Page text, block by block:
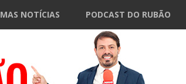
NOTÍCIAS PODCAST DO RUBÃO